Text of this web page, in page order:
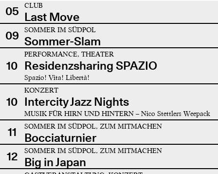
05 CLUB
Last Move
09
SOMMER IM SÜDPOL
Sommer-Slam
10
PERFORMANCE, THEATER
Residenzsharing SPAZIO
Spazio! Vita! Libertà!
10
KONZERT
Intercity Jazz Nights
MUSIK FÜR HIRN UND HINTERN – Nico Stettlers Weepack
11 SOMMER IM SÜDPOL, ZUM MITMACHEN
Bocciaturnier
12
SOMMER IM SÜDPOL, ZUM MITMACHEN
Big in Japan